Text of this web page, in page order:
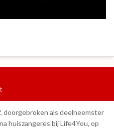
doorgebroken als deelneemster
huiszangeres bij Life4You, op